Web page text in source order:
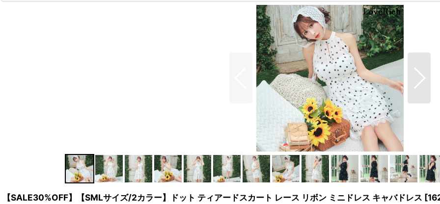
【SALE30%OFF】【SMLサイズ/2カラー】ドット ティアードスカート レース リボン ミニドレス キャバドレス [